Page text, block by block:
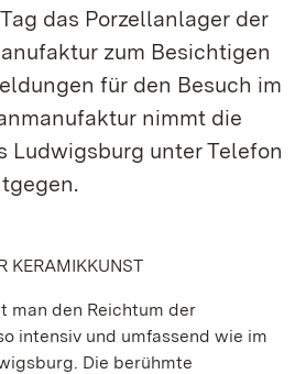
das Porzellanlager der
zum Besichtigen
für den Besuch im
nimmt die
Ludwigsburg unter Telefon
KERAMIKKUNST
man den Reichtum der
intensiv und umfassend wie im
Die berühmte